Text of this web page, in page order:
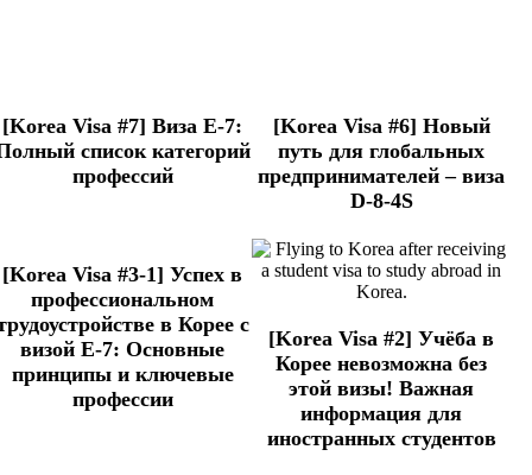
[Korea Visa #7] Виза E-7:
список категорий
профессий
[Korea Visa #6] Новый
путь для глобальных
предпринимателей – виза
D-8-4S
[Korea Visa #3-1] Успех в
профессиональном
в Корее с
визой E-7: Основные
принципы и ключевые
профессии
[Korea Visa #2] Учёба в
Корее невозможна без
этой визы! Важная
информация для
иностранных студентов